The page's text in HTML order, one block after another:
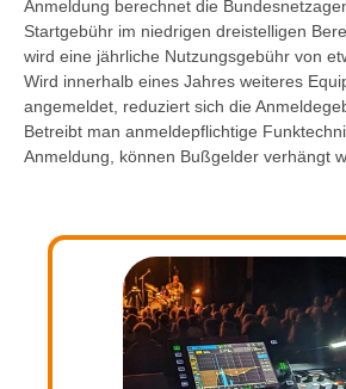
Anmeldung berechnet die
Startgebühr im niedrigen dreistelligen
wird eine jährliche Nutzungsgebühr von
Wird innerhalb eines Jahres weiteres
angemeldet, reduziert sich die
Betreibt man anmeldepflichtige
Anmeldung, können Bußgelder verhängt